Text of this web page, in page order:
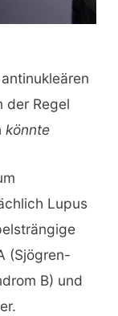
der Regel
könnte
Lupus
(Sjögren-
B) und